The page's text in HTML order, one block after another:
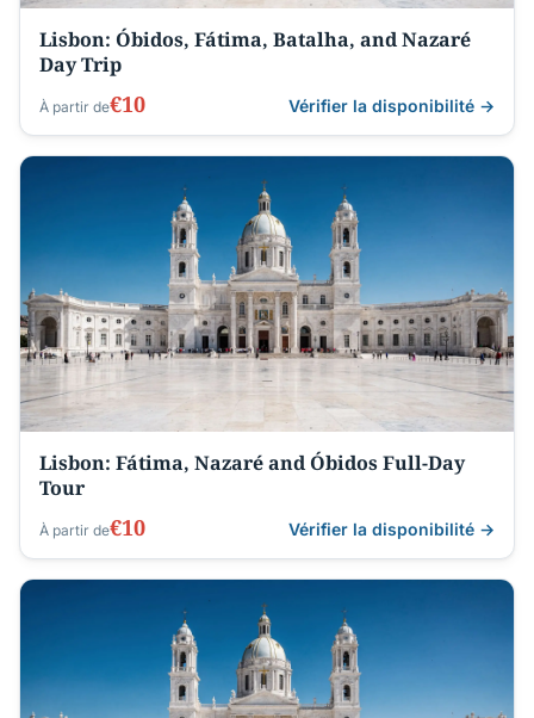
Lisbon: Óbidos, Fátima, Batalha, and Nazaré
Day Trip
À partir de€10 Vérifier la disponibilité →
Lisbon: Fátima, Nazaré and Óbidos Full-Day
Tour
À partir de€10 Vérifier la disponibilité →